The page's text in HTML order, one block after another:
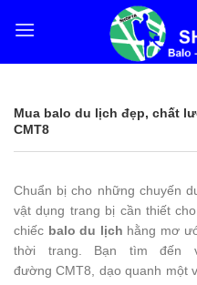
qua
Mua balo du lịch đẹp, chất
CMT8
Chuẩn bị cho những chuyến
vật dụng trang bị cần thiết
chiếc balo du lịch hằng mơ
thời trang. Bạn tìm đến
đường CMT8, dạo quanh một